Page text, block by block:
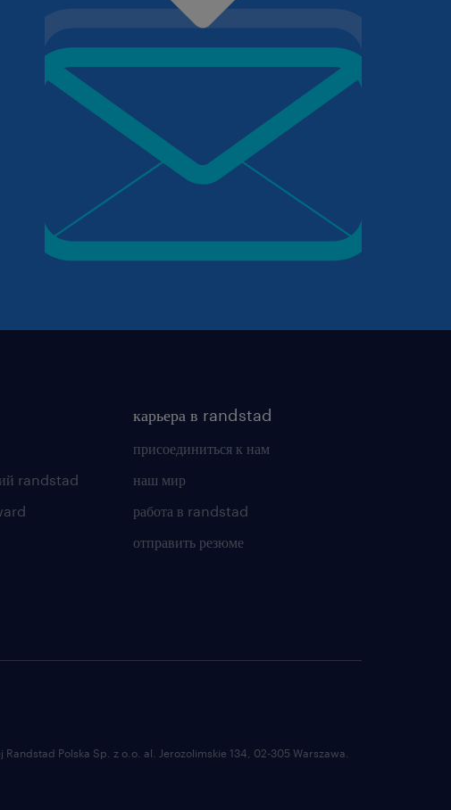
randstad
карьера в randstad
присоединиться к нам
наш мир
работа в randstad
отправить резюме
Polska Sp. z o.o. al. Jerozolimskie 134, 02-305 Warszawa.